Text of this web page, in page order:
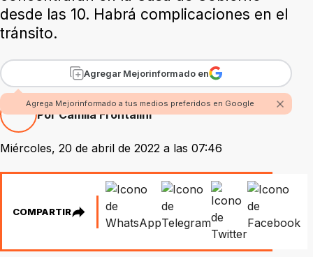
desde las 10. Habrá complicaciones en el
tránsito.
Agregar Mejorinformado en
Agrega Mejorinformado a tus medios preferidos en Google
Por Camila Frontalini
Miércoles, 20 de abril de 2022 a las 07:46
COMPARTIR